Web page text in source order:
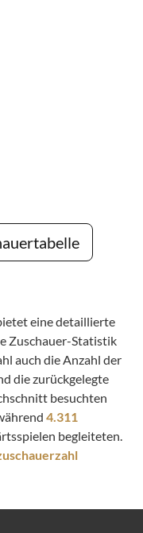
eine detaillierte
Zuschauer-Statistik
auch die Anzahl der
die zurückgelegte
besuchten
4.311
begleiteten.